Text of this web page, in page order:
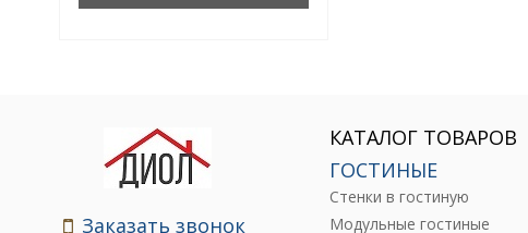
Заказать звонок
КАТАЛОГ ТОВАРОВ
ГОСТИНЫЕ
Стенки в гостиную
Модульные гостиные